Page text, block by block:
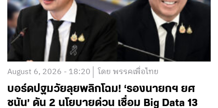
August 6, 2026 - 18:20 โดย พรรคเพื่อไทย
บอร์ดปฐมวัยลุยพลิกโฉม! ‘รองนายกฯ ยศ
ชนัน’ ดัน 2 นโยบายด่วน เชื่อม Big Data 13